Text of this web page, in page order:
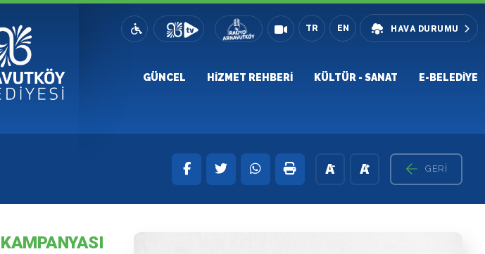
TR EN HAVA DURUMU
GÜNCEL HIZMET REHBERI KÜLTÜR - SANAT E-BELEDIYE
GERI